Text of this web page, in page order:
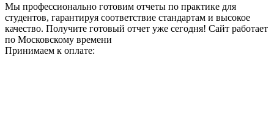
Мы профессионально готовим отчеты по практике для
студентов, гарантируя соответствие стандартам и высокое
качество. Получите готовый отчет уже сегодня! Сайт работает
по Московскому времени
Принимаем к оплате: